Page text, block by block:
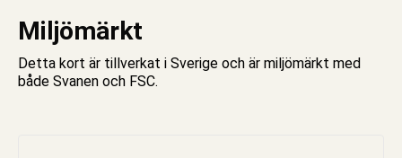
Miljömärkt
Detta kort är tillverkat i Sverige och är miljömärkt med
både Svanen och FSC.